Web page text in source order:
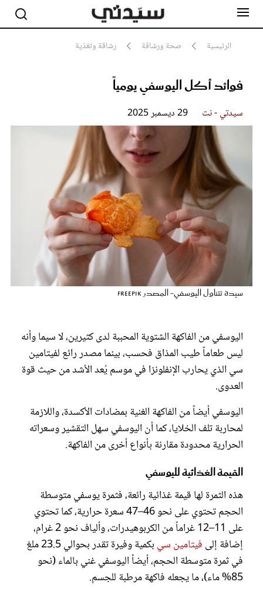
الرئيسية صحة ورشاقة رشاقة وتغذية
فوائد أكل اليوسفي يومياً
سيدتي - نت 29 ديسمبر 2025
سيدة تتناول اليوسفي- المصدر freepik
اليوسفي من الفاكهة الشتوية المحببة لدى كثيرين، لا سيما وأنه
ليس طعاماً طيب المذاق فحسب، بينما مصدر رائع لفيتامين
سي الذي يحارب الإنفلونزا في موسم يُعد الأشد من حيث قوة
العدوى.
اليوسفي أيضاً من الفاكهة الغنية بمضادات الأكسدة، واللازمة
لمحاربة تلف الخلايا، كما أن اليوسفي سهل التقشير وسعراته
الحرارية محدودة مقارنة بأنواع أخرى من الفاكهة.
القيمة الغذائية لليوسفي
هذه الثمرة لها قيمة غذائية رائعة، فثمرة يوسفي متوسطة
الحجم تحتوي على نحو 46–47 سعرة حرارية، كما تحتوي
على 11–12 غراماً من الكربوهيدرات، وألياف نحو 2 غرام،
إضافة إلى فيتامين سي
بكمية وفيرة تقدر بحوالي 23.5 ملغ
في ثمرة متوسطة الحجم، أيضاً اليوسفي غني بالماء (نحو
85% ماء)، ما يجعله فاكهة مرطبة للجسم.
مشاهير
جمال
صحة ورشاقة
سيدتي وطفلك
لايف ستايل
فيديو
مطبخ سيدتي
مقالات الرأي
عروس سيدتي
مجلة سيدتي